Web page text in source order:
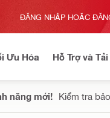
ĐĂNG NHẬP HOẶC
Ưu Hóa Hỗ Trợ và Tải
năng mới! Kiểm tra